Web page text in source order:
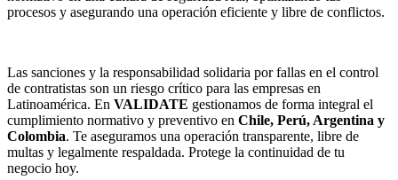
procesos y asegurando una operación eficiente y libre de conflictos.
Las sanciones y la responsabilidad solidaria por fallas en el control
de contratistas son un riesgo crítico para las empresas en
Latinoamérica. En VALIDATE gestionamos de forma integral el
cumplimiento normativo y preventivo en Chile, Perú, Argentina y
Colombia. Te aseguramos una operación transparente, libre de
multas y legalmente respaldada. Protege la continuidad de tu
negocio hoy.